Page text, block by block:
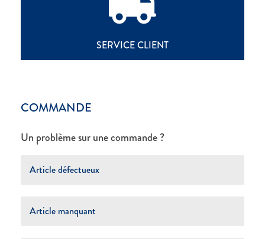
SERVICE CLIENT
COMMANDE
Un problème sur une commande ?
Article défectueux
Article manquant